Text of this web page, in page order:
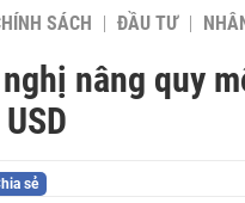
SÁCH ĐẦU TƯ
nâng quy
sẻ